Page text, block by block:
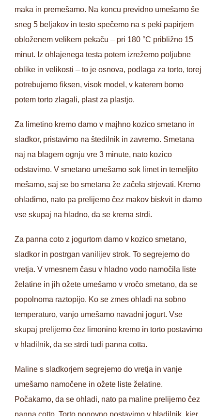
maka in premešamo. Na koncu previdno umešamo še
sneg 5 beljakov in testo spečemo na s peki papirjem
obloženem velikem pekaču – pri 180 °C približno 15
minut. Iz ohlajenega testa potem izrežemo poljubne
oblike in velikosti – to je osnova, podlaga za torto, torej
potrebujemo fiksen, visok model, v katerem bomo
potem torto zlagali, plast za plastjo.
Za limetino kremo damo v majhno kozico smetano in
sladkor, pristavimo na štedilnik in zavremo. Smetana
naj na blagem ognju vre 3 minute, nato kozico
odstavimo. V smetano umešamo sok limet in temeljito
mešamo, saj se bo smetana že začela strjevati. Kremo
ohladimo, nato pa prelijemo čez makov biskvit in damo
vse skupaj na hladno, da se krema strdi.
Za panna coto z jogurtom damo v kozico smetano,
sladkor in postrgan vanilijev strok. To segrejemo do
vretja. V vmesnem času v hladno vodo namočila liste
želatine in jih ožete umešamo v vročo smetano, da se
popolnoma raztopijo. Ko se zmes ohladi na sobno
temperaturo, vanjo umešamo navadni jogurt. Vse
skupaj prelijemo čez limonino kremo in torto postavimo
v hladilnik, da se strdi tudi panna cotta.
Maline s sladkorjem segrejemo do vretja in vanje
umešamo namočene in ožete liste želatine.
Počakamo, da se ohladi, nato pa maline prelijemo čez